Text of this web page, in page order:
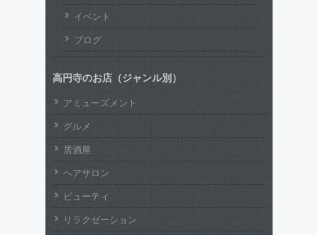
イベント
ブログ
高円寺のお店（ジャンル別）
アミューズメント
グルメ
居酒屋
ヘアサロン
ビューティ
リラクゼーション